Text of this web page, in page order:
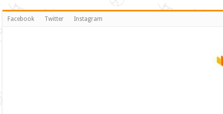
Facebook Twitter Instagram